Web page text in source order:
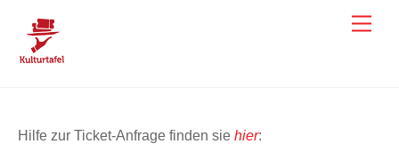
content
Hilfe zur Ticket-Anfrage finden sie hier: